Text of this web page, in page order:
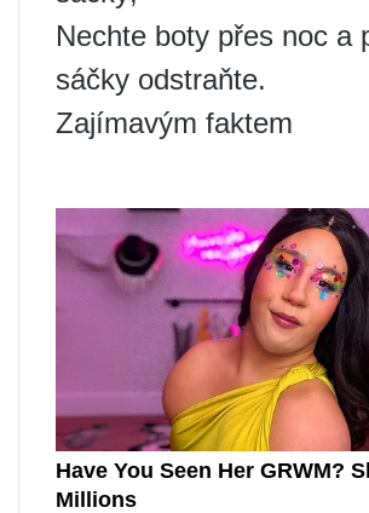
Nechte boty přes noc a
sáčky odstraňte.
Zajímavým faktem